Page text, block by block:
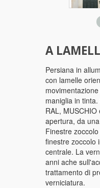
A
Persiana in
con lamelle
maniglia in
RAL,
apertura, da
Finestre
finestre zoccolo
centrale. La
anni ache
trattamento di
verniciatura.